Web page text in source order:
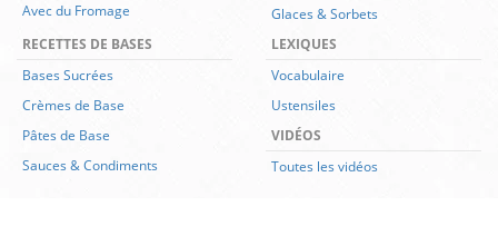
Avec du Fromage
Glaces & Sorbets
RECETTES DE BASES
Bases Sucrées
Crèmes de Base
Pâtes de Base
Sauces & Condiments
LEXIQUES
Vocabulaire
Ustensiles
VIDÉOS
Toutes les vidéos